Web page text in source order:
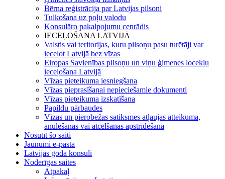
Bērna reģistrācija par Latvijas pilsoni
Tulkošana uz poļu valodu
Konsulāro pakalpojumu cenrādis
IECEĻOŠANA LATVIJĀ
Valstis vai teritorijas, kuru pilsoņu pasu turētāji var
ieceļot Latvijā bez vīzas
Eiropas Savienības pilsoņu un viņu ģimenes locekļu
ieceļošana Latvijā
Vīzas pieteikuma iesniegšana
Vīzas pieprasīšanai nepieciešamie dokumenti
Vīzas pieteikuma izskatīšana
Papildu pārbaudes
Vīzas un pierobežas satiksmes atļaujas atteikuma,
anulēšanas vai atcelšanas apstrīdēšana
Nosūtīt šo saiti
Jaunumi e-pastā
Latvijas goda konsuli
Noderīgas saites
Atpakaļ